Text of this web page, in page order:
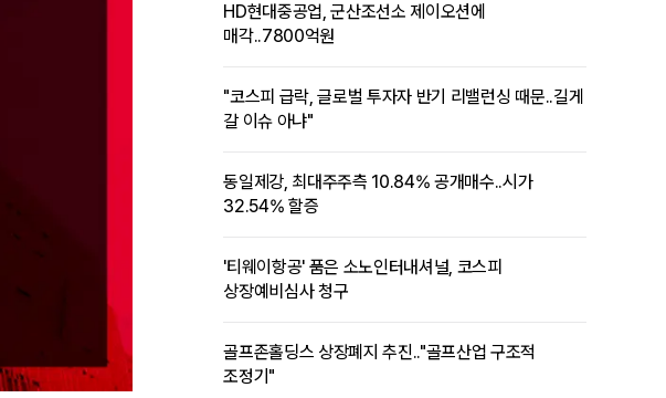
HD현대중공업, 군산조선소 제이오션에
매각..7800억원
"코스피 급락, 글로벌 투자자 반기 리밸런싱 때문..길게
갈 이슈 아냐"
동일제강, 최대주주측 10.84% 공개매수..시가
32.54% 할증
'티웨이항공' 품은 소노인터내셔널, 코스피
상장예비심사 청구
골프존홀딩스 상장폐지 추진.."골프산업 구조적
조정기"